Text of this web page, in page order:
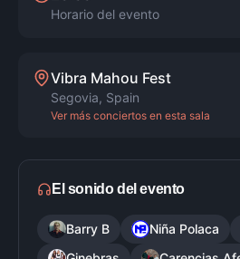
Horario del evento
Vibra Mahou Fest
Segovia, Spain
Ver más conciertos en esta sala
El sonido del evento
Barry B Niña Polaca